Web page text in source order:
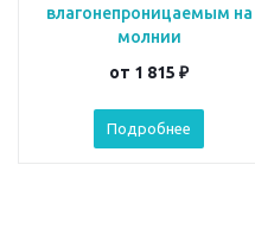
влагонепроницаемым на
молнии
от 1 815 ₽
Подробнее